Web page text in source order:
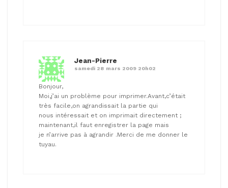
Jean-Pierre
samedi 28 mars 2009 20h02
Bonjour,
Moi,j’ai un problème pour imprimer.Avant,c’était
très facile,on agrandissait la partie qui
nous intéressait et on imprimait directement ;
maintenant,il faut enregistrer la page mais
je n’arrive pas à agrandir .Merci de me donner le
tuyau.